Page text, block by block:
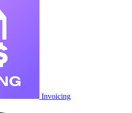
Invoicing